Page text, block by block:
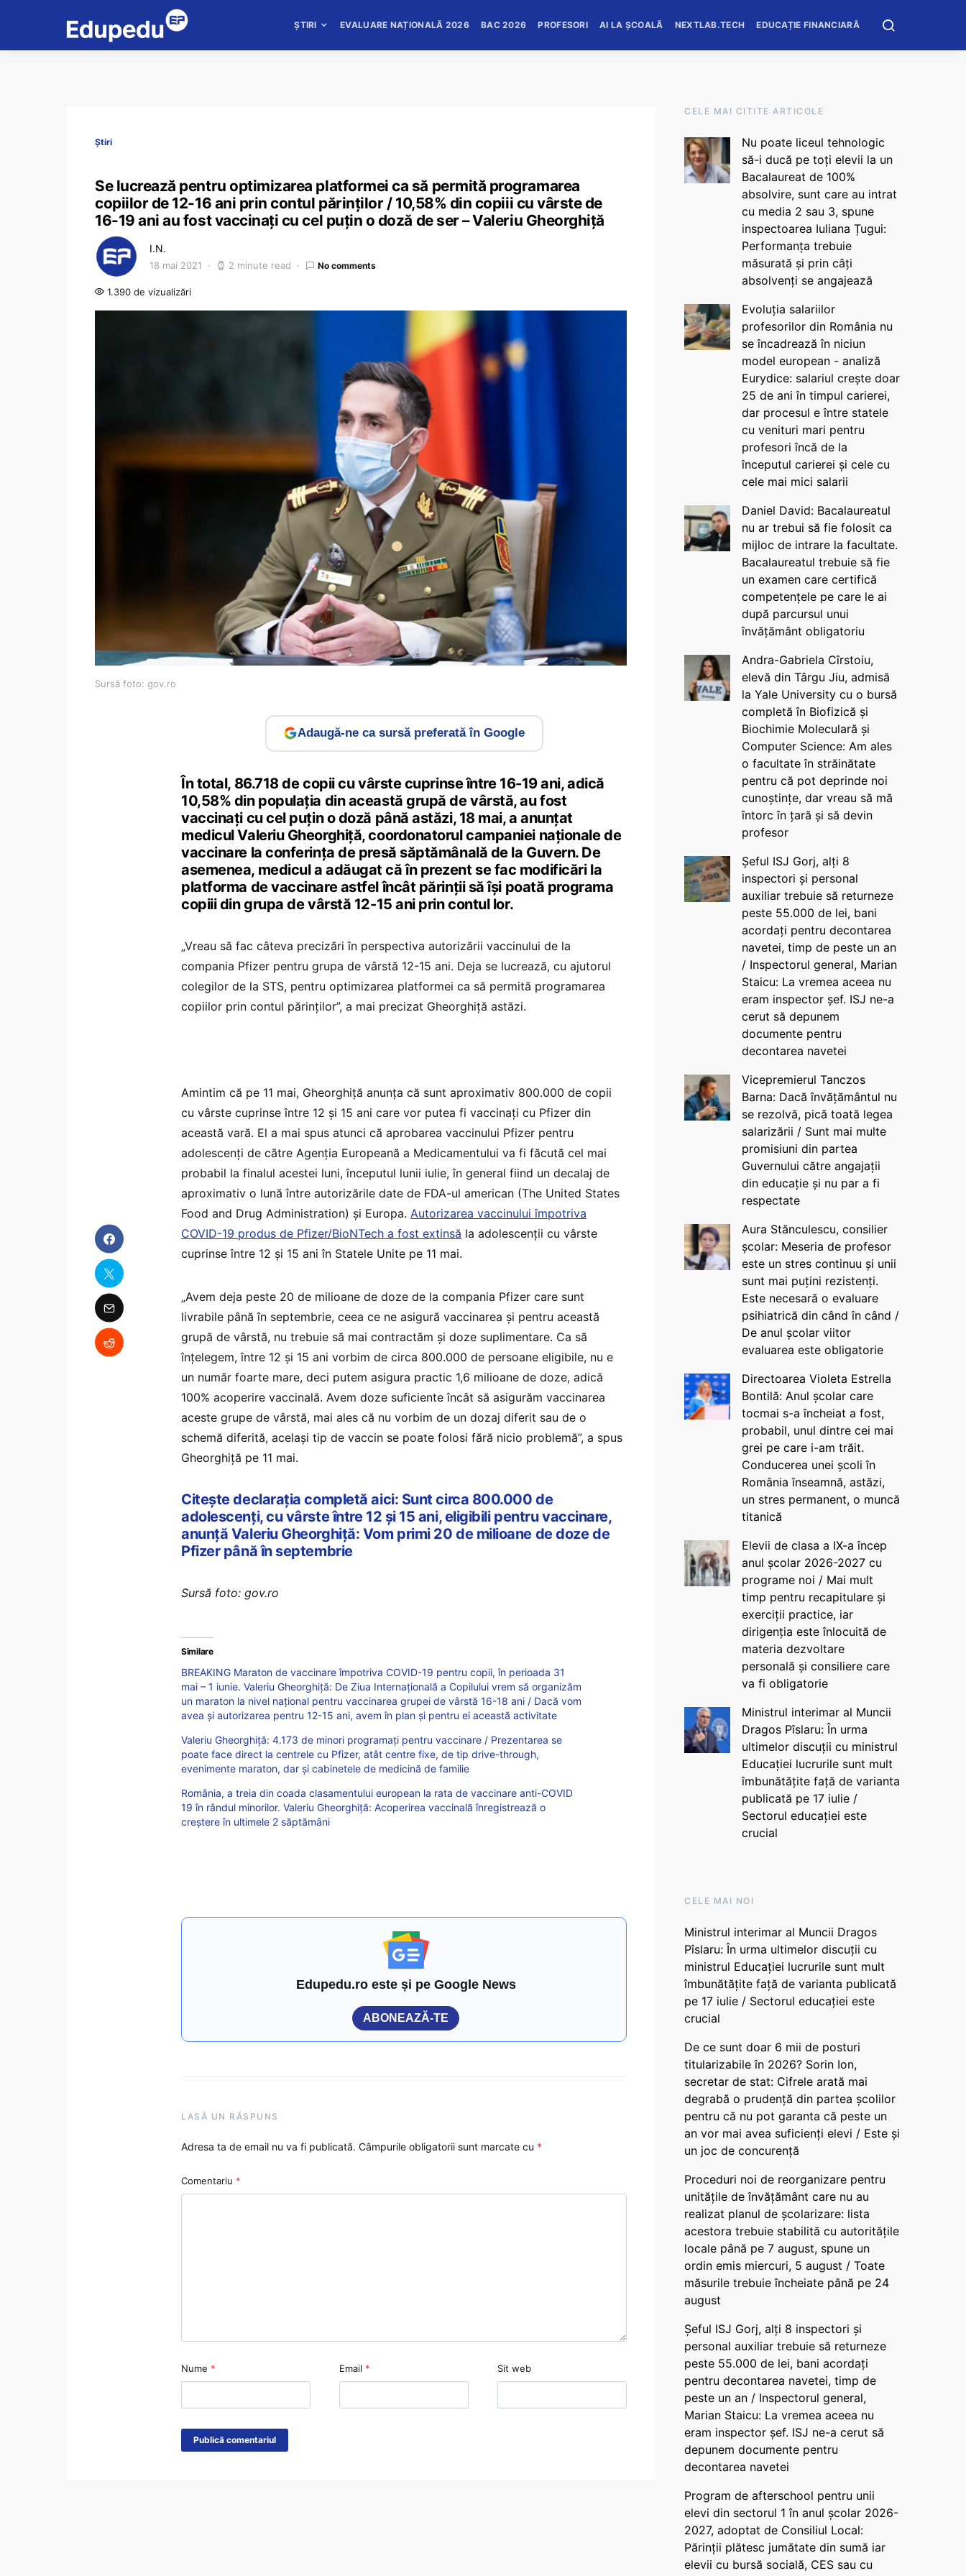
ȘTIRI EVALUARE NAȚIONALĂ 2026 BAC 2026 PROFESORI AI LA ȘCOALĂ NEXTLAB.TECH EDUCAȚIE FINANCIARĂ
Știri
Se lucrează pentru optimizarea platformei ca să permită programarea
copiilor de 12-16 ani prin contul părinților / 10,58% din copiii cu vârste de
16-19 ani au fost vaccinați cu cel puțin o doză de ser – Valeriu Gheorghiță
I.N.
18 mai 2021 2 minute read No comments
1.390 de vizualizări
Sursă foto: gov.ro
Adaugă-ne ca sursă preferată în Google
În total, 86.718 de copii cu vârste cuprinse între 16-19 ani, adică
10,58% din populația din această grupă de vârstă, au fost
vaccinați cu cel puțin o doză până astăzi, 18 mai, a anunțat
medicul Valeriu Gheorghiță, coordonatorul campaniei naționale de
vaccinare la conferința de presă săptămânală de la Guvern. De
asemenea, medicul a adăugat că în prezent se fac modificări la
platforma de vaccinare astfel încât părinții să își poată programa
copiii din grupa de vârstă 12-15 ani prin contul lor.
„Vreau să fac câteva precizări în perspectiva autorizării vaccinului de la
compania Pfizer pentru grupa de vârstă 12-15 ani. Deja se lucrează, cu ajutorul
colegilor de la STS, pentru optimizarea platformei ca să permită programarea
copiilor prin contul părinților”, a mai precizat Gheorghiță astăzi.
Amintim că pe 11 mai, Gheorghiță anunța că sunt aproximativ 800.000 de copii
cu vârste cuprinse între 12 și 15 ani care vor putea fi vaccinați cu Pfizer din
această vară. El a mai spus atunci că aprobarea vaccinului Pfizer pentru
adolescenți de către Agenția Europeană a Medicamentului va fi făcută cel mai
probabil la finalul acestei luni, începutul lunii iulie, în general fiind un decalaj de
aproximativ o lună între autorizările date de FDA-ul american (The United States
Food and Drug Administration) și Europa. Autorizarea vaccinului împotriva
COVID-19 produs de Pfizer/BioNTech a fost extinsă la adolescenții cu vârste
cuprinse între 12 şi 15 ani în Statele Unite pe 11 mai.
„Avem deja peste 20 de milioane de doze de la compania Pfizer care sunt
livrabile până în septembrie, ceea ce ne asigură vaccinarea și pentru această
grupă de vârstă, nu trebuie să mai contractăm și doze suplimentare. Ca să
înțelegem, între 12 și 15 ani vorbim de circa 800.000 de persoane eligibile, nu e
un număr foarte mare, deci putem asigura practic 1,6 milioane de doze, adică
100% acoperire vaccinală. Avem doze suficiente încât să asigurăm vaccinarea
aceste grupe de vârstă, mai ales că nu vorbim de un dozaj diferit sau de o
schemă diferită, același tip de vaccin se poate folosi fără nicio problemă”, a spus
Gheorghiță pe 11 mai.
Citește declarația completă aici: Sunt circa 800.000 de
adolescenți, cu vârste între 12 și 15 ani, eligibili pentru vaccinare,
anunță Valeriu Gheorghiță: Vom primi 20 de milioane de doze de
Pfizer până în septembrie
Sursă foto: gov.ro
Similare
BREAKING Maraton de vaccinare împotriva COVID-19 pentru copii, în perioada 31
mai – 1 iunie. Valeriu Gheorghiță: De Ziua Internațională a Copilului vrem să organizăm
un maraton la nivel național pentru vaccinarea grupei de vârstă 16-18 ani / Dacă vom
avea și autorizarea pentru 12-15 ani, avem în plan și pentru ei această activitate
Valeriu Gheorghiță: 4.173 de minori programați pentru vaccinare / Prezentarea se
poate face direct la centrele cu Pfizer, atât centre fixe, de tip drive-through,
evenimente maraton, dar și cabinetele de medicină de familie
România, a treia din coada clasamentului european la rata de vaccinare anti-COVID
19 în rândul minorilor. Valeriu Gheorghiță: Acoperirea vaccinală înregistrează o
creștere în ultimele 2 săptămâni
Edupedu.ro este și pe Google News
ABONEAZĂ-TE
LASĂ UN RĂSPUNS
Adresa ta de email nu va fi publicată. Câmpurile obligatorii sunt marcate cu *
Comentariu *
Nume * Email * Sit web
CELE MAI CITITE ARTICOLE
Nu poate liceul tehnologic
să-i ducă pe toți elevii la un
Bacalaureat de 100%
absolvire, sunt care au intrat
cu media 2 sau 3, spune
inspectoarea Iuliana Țugui:
Performanța trebuie
măsurată și prin câți
absolvenți se angajează
Evoluția salariilor
profesorilor din România nu
se încadrează în niciun
model european - analiză
Eurydice: salariul crește doar
25 de ani în timpul carierei,
dar procesul e între statele
cu venituri mari pentru
profesori încă de la
începutul carierei și cele cu
cele mai mici salarii
Daniel David: Bacalaureatul
nu ar trebui să fie folosit ca
mijloc de intrare la facultate.
Bacalaureatul trebuie să fie
un examen care certifică
competențele pe care le ai
după parcursul unui
învățământ obligatoriu
Andra-Gabriela Cîrstoiu,
elevă din Târgu Jiu, admisă
la Yale University cu o bursă
completă în Biofizică și
Biochimie Moleculară și
Computer Science: Am ales
o facultate în străinătate
pentru că pot deprinde noi
cunoștințe, dar vreau să mă
întorc în țară și să devin
profesor
Șeful ISJ Gorj, alți 8
inspectori și personal
auxiliar trebuie să returneze
peste 55.000 de lei, bani
acordați pentru decontarea
navetei, timp de peste un an
/ Inspectorul general, Marian
Staicu: La vremea aceea nu
eram inspector șef. ISJ ne-a
cerut să depunem
documente pentru
decontarea navetei
Vicepremierul Tanczos
Barna: Dacă învățământul nu
se rezolvă, pică toată legea
salarizării / Sunt mai multe
promisiuni din partea
Guvernului către angajații
din educație și nu par a fi
respectate
Aura Stănculescu, consilier
școlar: Meseria de profesor
este un stres continuu și unii
sunt mai puțini rezistenți.
Este necesară o evaluare
psihiatrică din când în când /
De anul școlar viitor
evaluarea este obligatorie
Directoarea Violeta Estrella
Bontilă: Anul școlar care
tocmai s-a încheiat a fost,
probabil, unul dintre cei mai
grei pe care i-am trăit.
Conducerea unei școli în
România înseamnă, astăzi,
un stres permanent, o muncă
titanică
Elevii de clasa a IX-a încep
anul școlar 2026-2027 cu
programe noi / Mai mult
timp pentru recapitulare și
exerciții practice, iar
dirigenția este înlocuită de
materia dezvoltare
personală și consiliere care
va fi obligatorie
Ministrul interimar al Muncii
Dragos Pîslaru: În urma
ultimelor discuții cu ministrul
Educației lucrurile sunt mult
îmbunătățite față de varianta
publicată pe 17 iulie /
Sectorul educației este
crucial
CELE MAI NOI
Ministrul interimar al Muncii Dragos
Pîslaru: În urma ultimelor discuții cu
ministrul Educației lucrurile sunt mult
îmbunătățite față de varianta publicată
pe 17 iulie / Sectorul educației este
crucial
De ce sunt doar 6 mii de posturi
titularizabile în 2026? Sorin Ion,
secretar de stat: Cifrele arată mai
degrabă o prudență din partea școlilor
pentru că nu pot garanta că peste un
an vor mai avea suficienți elevi / Este și
un joc de concurență
Proceduri noi de reorganizare pentru
unitățile de învățământ care nu au
realizat planul de școlarizare: lista
acestora trebuie stabilită cu autoritățile
locale până pe 7 august, spune un
ordin emis miercuri, 5 august / Toate
măsurile trebuie încheiate până pe 24
august
Șeful ISJ Gorj, alți 8 inspectori și
personal auxiliar trebuie să returneze
peste 55.000 de lei, bani acordați
pentru decontarea navetei, timp de
peste un an / Inspectorul general,
Marian Staicu: La vremea aceea nu
eram inspector șef. ISJ ne-a cerut să
depunem documente pentru
decontarea navetei
Program de afterschool pentru unii
elevi din sectorul 1 în anul școlar 2026-
2027, adoptat de Consiliul Local:
Părinții plătesc jumătate din sumă iar
elevii cu bursă socială, CES sau cu